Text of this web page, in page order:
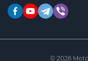
© 2026